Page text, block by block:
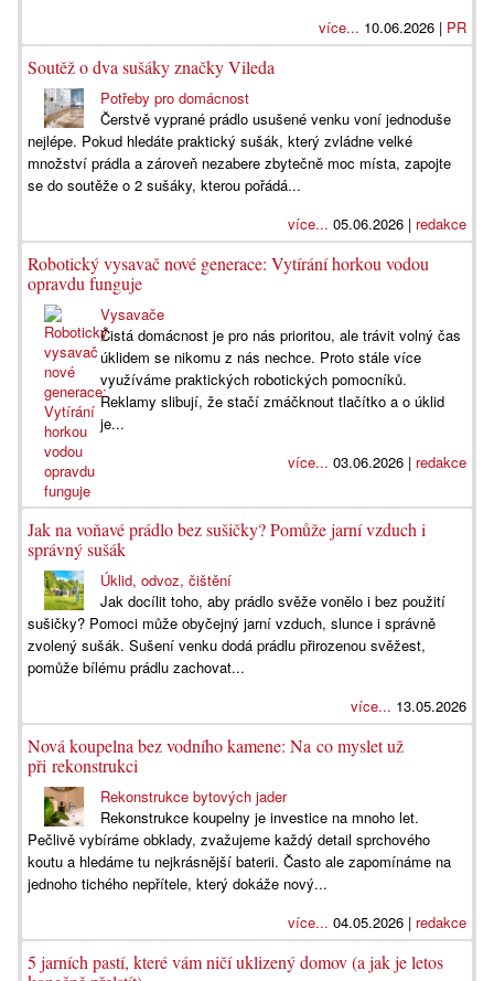
více... 10.06.2026 | PR
Soutěž o dva sušáky značky Vileda
Potřeby pro domácnost
Čerstvě vyprané prádlo usušené venku voní jednoduše
nejlépe. Pokud hledáte praktický sušák, který zvládne velké
množství prádla a zároveň nezabere zbytečně moc místa, zapojte
se do soutěže o 2 sušáky, kterou pořádá...
více... 05.06.2026 | redakce
Robotický vysavač nové generace: Vytírání horkou vodou
opravdu funguje
Vysavače
Čistá domácnost je pro nás prioritou, ale trávit volný čas
úklidem se nikomu z nás nechce. Proto stále více
využíváme praktických robotických pomocníků.
Reklamy slibují, že stačí zmáčknout tlačítko a o úklid
je...
více... 03.06.2026 | redakce
Jak na voňavé prádlo bez sušičky? Pomůže jarní vzduch i
správný sušák
Úklid, odvoz, čištění
Jak docílit toho, aby prádlo svěže vonělo i bez použití
sušičky? Pomoci může obyčejný jarní vzduch, slunce i správně
zvolený sušák. Sušení venku dodá prádlu přirozenou svěžest,
pomůže bílému prádlu zachovat...
více... 13.05.2026
Nová koupelna bez vodního kamene: Na co myslet už
při rekonstrukci
Rekonstrukce bytových jader
Rekonstrukce koupelny je investice na mnoho let.
Pečlivě vybíráme obklady, zvažujeme každý detail sprchového
koutu a hledáme tu nejkrásnější baterii. Často ale zapomínáme na
jednoho tichého nepřítele, který dokáže nový...
více... 04.05.2026 | redakce
5 jarních pastí, které vám ničí uklizený domov (a jak je letos